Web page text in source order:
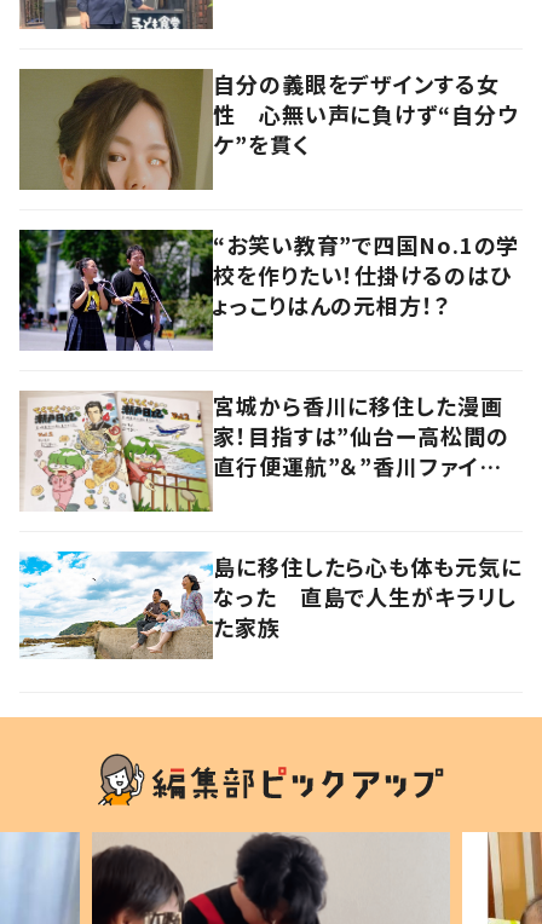
自分の義眼をデザインする女
性 心無い声に負けず“自分ウ
ケ”を貫く
“お笑い教育”で四国No.1の学
校を作りたい！仕掛けるのはひ
ょっこりはんの元相方！？
宮城から香川に移住した漫画
家！目指すは”仙台ー高松間の
直行便運航”＆”香川ファイブア
島に移住したら心も体も元気に
なった 直島で人生がキラリし
た家族